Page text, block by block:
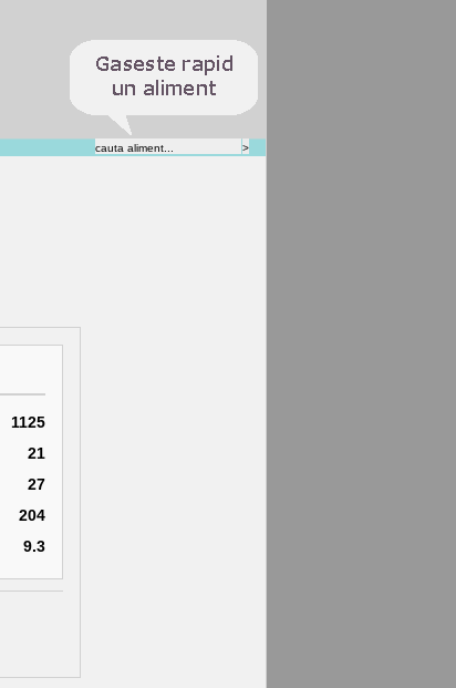
1125
21
27
204
9.3